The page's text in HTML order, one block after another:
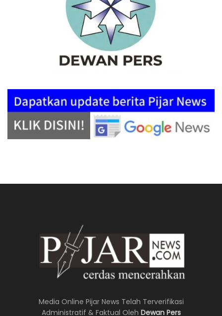
Media Online Pijar News Telah Terverifikasi
Administratif & Faktual Oleh Dewan Pers